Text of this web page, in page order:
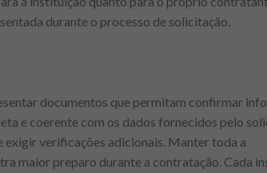
durante o processo de solicitação.
documentos que permitam confirmar
e coerente com os dados fornecidos pelo
exigir verificações adicionais. Manter toda a
maior preparo durante a contratação. Cada